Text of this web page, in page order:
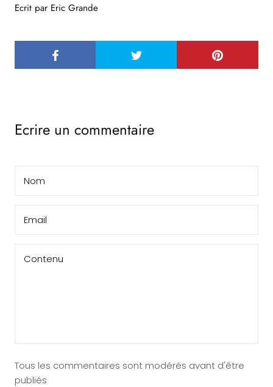
Ecrit par Eric Grande
Ecrire un commentaire
Tous les commentaires sont modérés avant d'être
publiés